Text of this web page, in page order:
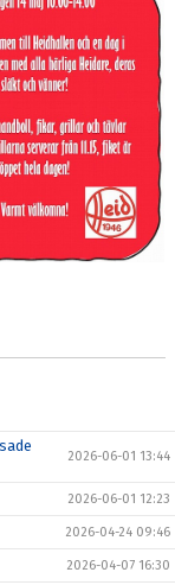
2026-06-01 13:44
2026-06-01 12:23
2026-04-24 09:46
2026-04-07 16:30